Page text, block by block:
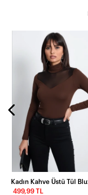
499,99 TL